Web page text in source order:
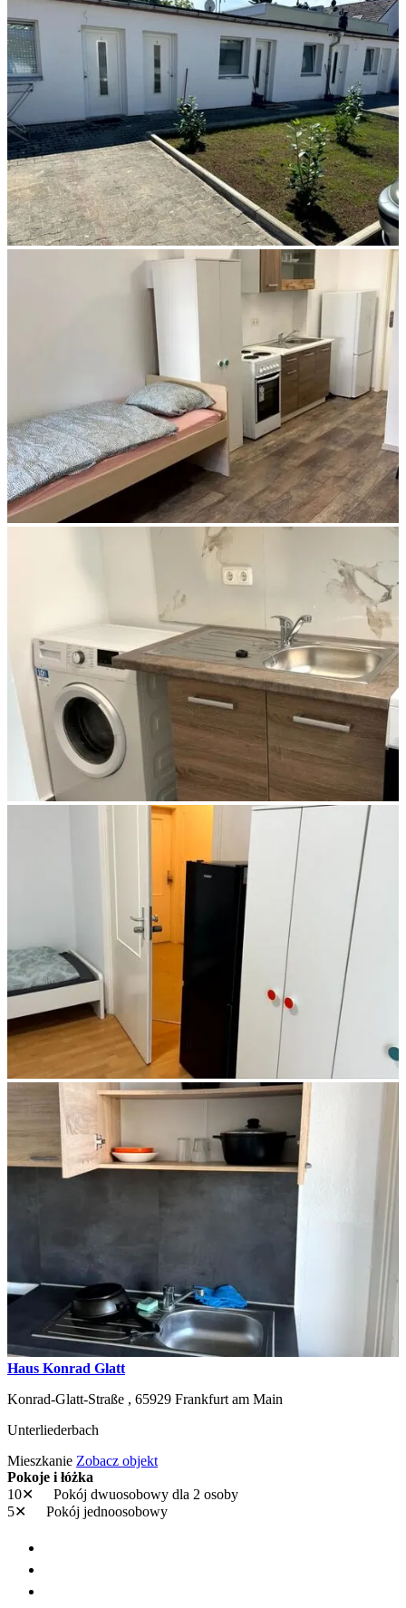
Haus Konrad Glatt
Konrad-Glatt-Straße , 65929 Frankfurt am Main
Unterliederbach
Mieszkanie Zobacz objekt
Pokoje i łóżka
10✕
Pokój dwuosobowy dla 2 osoby
5✕
Pokój jednoosobowy